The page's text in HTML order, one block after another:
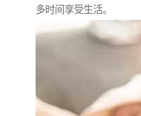
多时间享受生活。